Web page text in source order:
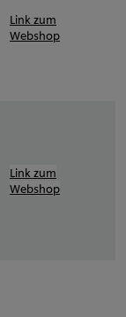
Link zum
Webshop
Link zum
Webshop